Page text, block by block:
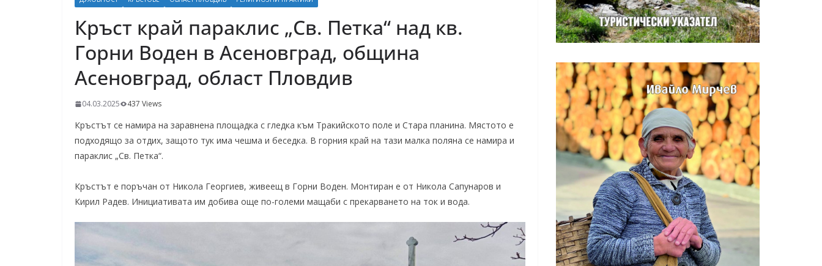
Кръст край параклис „Св. Петка“ над кв.
Горни Воден в Асеновград, община
Асеновград, област Пловдив
04.03.2025 437 Views
Кръстът се намира на заравнена площадка с гледка към Тракийското поле и Стара планина. Мястото е
подходящо за отдих, защото тук има чешма и беседка. В горния край на тази малка поляна се намира и
параклис „Св. Петка“.
Кръстът е поръчан от Никола Георгиев, живеещ в Горни Воден. Монтиран е от Никола Сапунаров и
Кирил Радев. Инициативата им добива още по-големи мащаби с прекарването на ток и вода.